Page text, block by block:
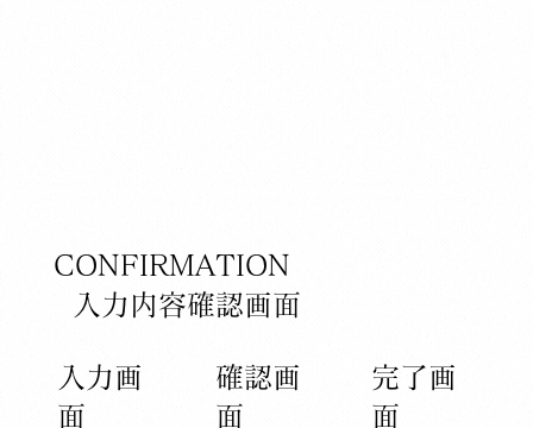
Produce by 呉竹荘
​入力画
面
確認画
面
​完了​画
面
CONFIRMATION
​入力内容確認画面